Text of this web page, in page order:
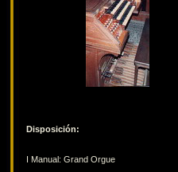
Disposición:
I Manual: Grand Orgue